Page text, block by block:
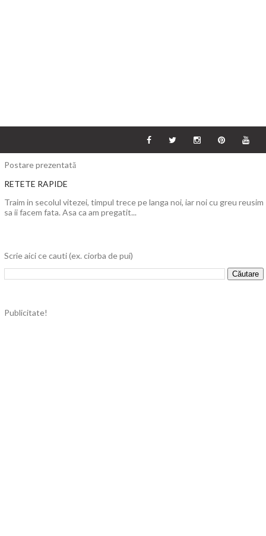
Postare prezentată
RETETE RAPIDE
Traim in secolul vitezei, timpul trece pe langa noi, iar noi cu greu reusim
sa ii facem fata. Asa ca am pregatit...
Scrie aici ce cauti (ex. ciorba de pui)
Publicitate!